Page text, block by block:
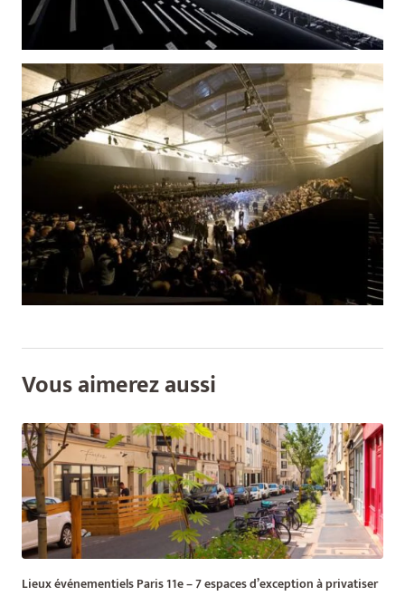
Vous aimerez aussi
Lieux événementiels Paris 11e – 7 espaces d’exception à privatiser